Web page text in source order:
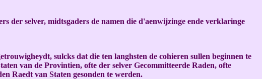
der selver, midtsgaders de namen die d'aenwijzinge ende verklaringe
sulcks dat die ten langhsten de cohieren sullen beginnen te
van de Provintien, ofte der selver Gecommitteerde Raden, ofte
Raedt van Staten gesonden te werden.